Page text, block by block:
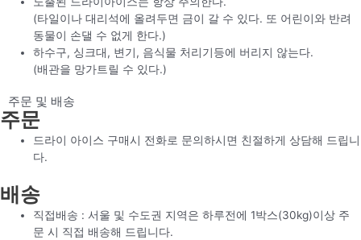
(타일이나 대리석에 올려두면 금이 갈 수 있다. 또 어린이와 반려
동물이 손댈 수 없게 한다.)
하수구, 싱크대, 변기, 음식물 처리기등에 버리지 않는다.
(배관을 망가트릴 수 있다.)
주문 및 배송
주문
드라이 아이스 구매시 전화로 문의하시면 친절하게 상담해 드립니
다.
배송
직접배송 : 서울 및 수도권 지역은 하루전에 1박스(30kg)이상 주
문 시 직접 배송해 드립니다.